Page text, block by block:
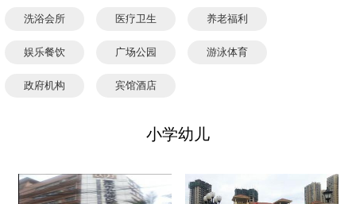
洗浴会所 医疗卫生 养老福利
娱乐餐饮 广场公园 游泳体育
政府机构 宾馆酒店
小学幼儿